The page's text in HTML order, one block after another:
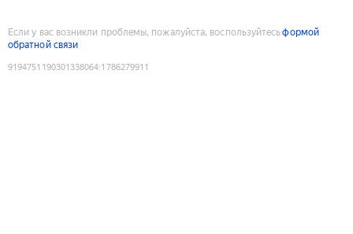
Если у вас возникли проблемы, пожалуйста, воспользуйтесьформой
обратной связи
9194751190301338064:1786279911